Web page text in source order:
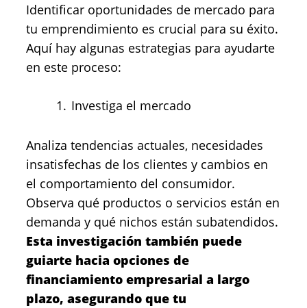
Identificar oportunidades de mercado para
tu emprendimiento es crucial para su éxito.
Aquí hay algunas estrategias para ayudarte
en este proceso:
Investiga el mercado
Analiza tendencias actuales, necesidades
insatisfechas de los clientes y cambios en
el comportamiento del consumidor.
Observa qué productos o servicios están en
demanda y qué nichos están subatendidos.
Esta investigación también puede
guiarte hacia opciones de
financiamiento empresarial a largo
plazo, asegurando que tu